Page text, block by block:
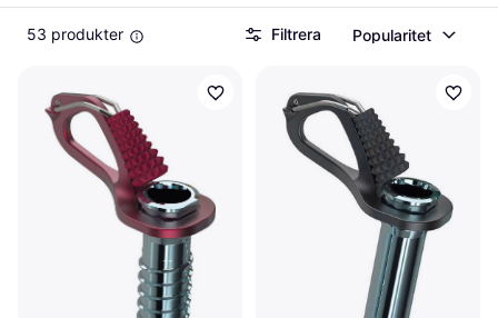
53 produkter Filtrera Popularitet